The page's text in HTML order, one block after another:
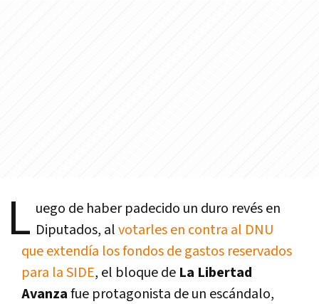
L uego de haber padecido un duro revés en
Diputados, alvotarles en contra al DNU
que extendía los fondos de gastos reservados
para la SIDE, el bloque de La Libertad
Avanzafue protagonista de un escándalo,